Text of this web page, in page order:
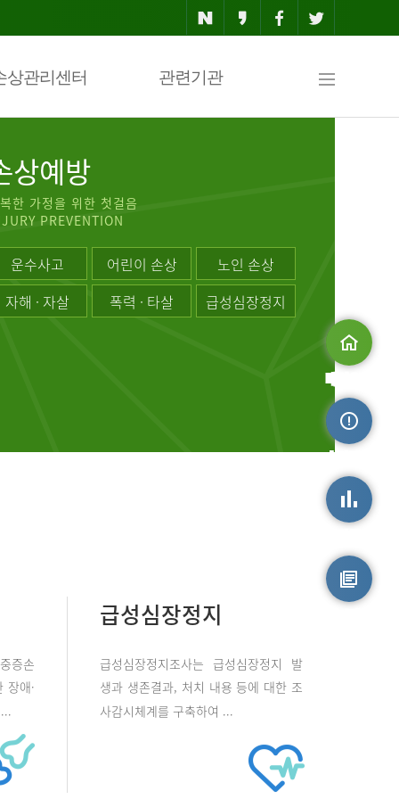
상관리센터 관련기관
맵
상예방
한 가정을 위한 첫걸음
PREVENTION
운수사고 어린이 손상
노인 손상
자해 · 자살
폭력 · 타살 급성심장정지
증손
장애·
급성심장정지
급성심장정지조사는 급성심장정지 발
생과 생존결과, 처치 내용 등에 대한 조
사감시체계를 구축하여 ...
메인으로
손상정보